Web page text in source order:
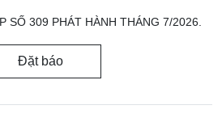
SỐ 309 PHÁT HÀNH THÁNG 7/2026.
Đặt báo